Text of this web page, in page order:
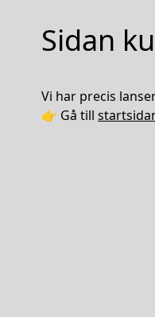
Sidan
Vi har precis
👉 Gå till